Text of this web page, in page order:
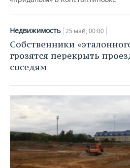
Недвижимость 25 май, 00:00
Собственники
грозятся перекрыть
соседям